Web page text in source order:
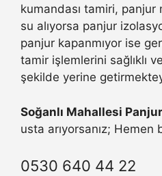
kumandası tamiri,
su alıyorsa panjur
panjur kapanmıyor ise
tamir işlemlerini sağlıklı
şekilde yerine
Soğanlı Mahallesi
usta arıyorsanız; Hemen
0530 640 44 22